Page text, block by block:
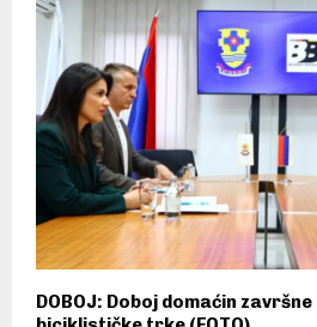
DOBOJ: Doboj domaćin